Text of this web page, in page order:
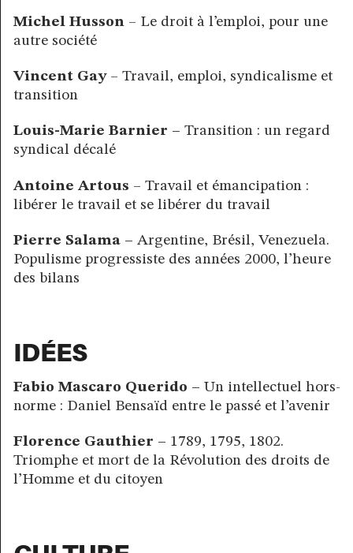
Michel Husson – Le droit à l’emploi, pour une
autre société
Vincent Gay– Travail, emploi, syndicalisme et
transition
Louis-Marie Barnier – Transition : un regard
syndical décalé
Antoine Artous – Travail et émancipation :
libérer le travail et se libérer du travail
Pierre Salama – Argentine, Brésil, Venezuela.
Populisme progressiste des années 2000, l’heure
des bilans
IDÉES
Fabio Mascaro Querido – Un intellectuel hors-
norme : Daniel Bensaïd entre le passé et l’avenir
Florence Gauthier – 1789, 1795, 1802.
Triomphe et mort de la Révolution des droits de
l’Homme et du citoyen